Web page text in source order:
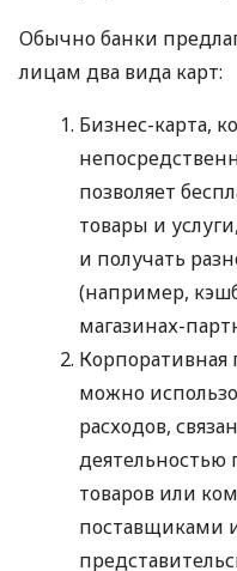
Обычно банки
лицам два вида карт:
Бизнес-карта,
позволяет
товары и
и получать
(например,
магазинах-
Корпоративная
можно
расходов,
деятельностью
товаров или
поставщиками